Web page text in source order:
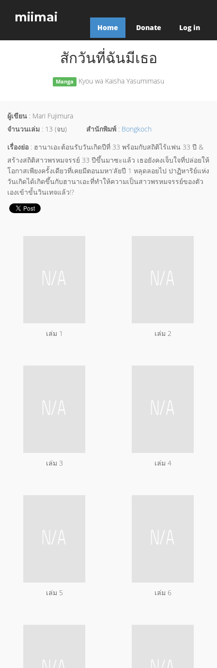
miimai
Home Donate Log in
สักวันที่ฉันมีเธอ
Manga Kyou wa Kaisha Yasumimasu
ผู้เขียน : Mari Fujimura
จำนวนเล่ม : 13 (จบ) สำนักพิมพ์ : Bongkoch
เรื่องย่อ : ฮานาเอะต้อนรับวันเกิดปีที่ 33 พร้อมกับสถิติไร้แฟน 33 ปี &
สร้างสถิติสาวพรหมจรรย์ 33 ปีขึ้นมาซะแล้ว เธอยังคงเจ็บใจที่ปล่อยให้
โอกาสเพียงครั้งเดียวที่เคยมีตอนมหา’ลัยปี 1 หลุดลอยไป ปาฏิหาริย์แห่ง
วันเกิดได้เกิดขึ้นกับฮานาเอะที่ทำให้ความเป็นสาวพรหมจรรย์ของตัว
เองเข้าขั้นวินเทจแล้ว!?
เล่ม 1 เล่ม 2
เล่ม 3 เล่ม 4
เล่ม 5 เล่ม 6